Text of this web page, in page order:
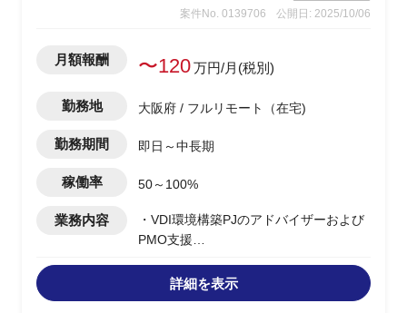
案件No. 0139706
公開日: 2025/10/06
月額報酬 〜120万円/月(税別)
勤務地 大阪府 / フルリモート（在宅)
勤務期間 即日～中長期
稼働率 50～100%
業務内容
・VDI環境構築PJのアドバイザーおよび
PMO支援
最適化に向けたアドバイス
・建築業界の業務要件を踏まえたリスク
詳細を表示